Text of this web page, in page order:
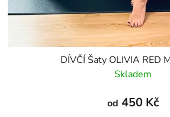
DÍVČÍ Šaty OLIVIA RED
Skladem
od 450 Kč